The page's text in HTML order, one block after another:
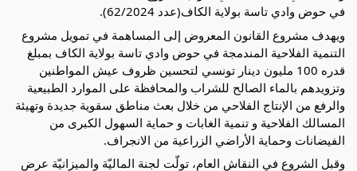
في حوض وادي تاسة بولاية الكاف(عدد 62/2024).
ويهدف مشروع القانون المعروض إلى المساهمة في تمويل مشروع
التنمية الفلاحية المندمجة في حوض وادي تاسة بولاية الكاف بمبلغ
قدره 100 مليون دينار تونسي لتحسين ظروف عيش المواطنين
وتزويدهم بالماء الصالح للشراب والمحافظة على الموارد الطبيعية
والرفع من الإنتاج الفلاحي من خلال بعث مناطق سقوية جديدة وتهيئة
المسالك الفلاحية و تنمية الغابات و حماية السهول الكبرى من
الفيضانات وحماية الأراضي الزراعية من الانجراف.
وقبل الشروع في النقاش العام، تولّت لجنة الماليّة والميزانيّة عرض